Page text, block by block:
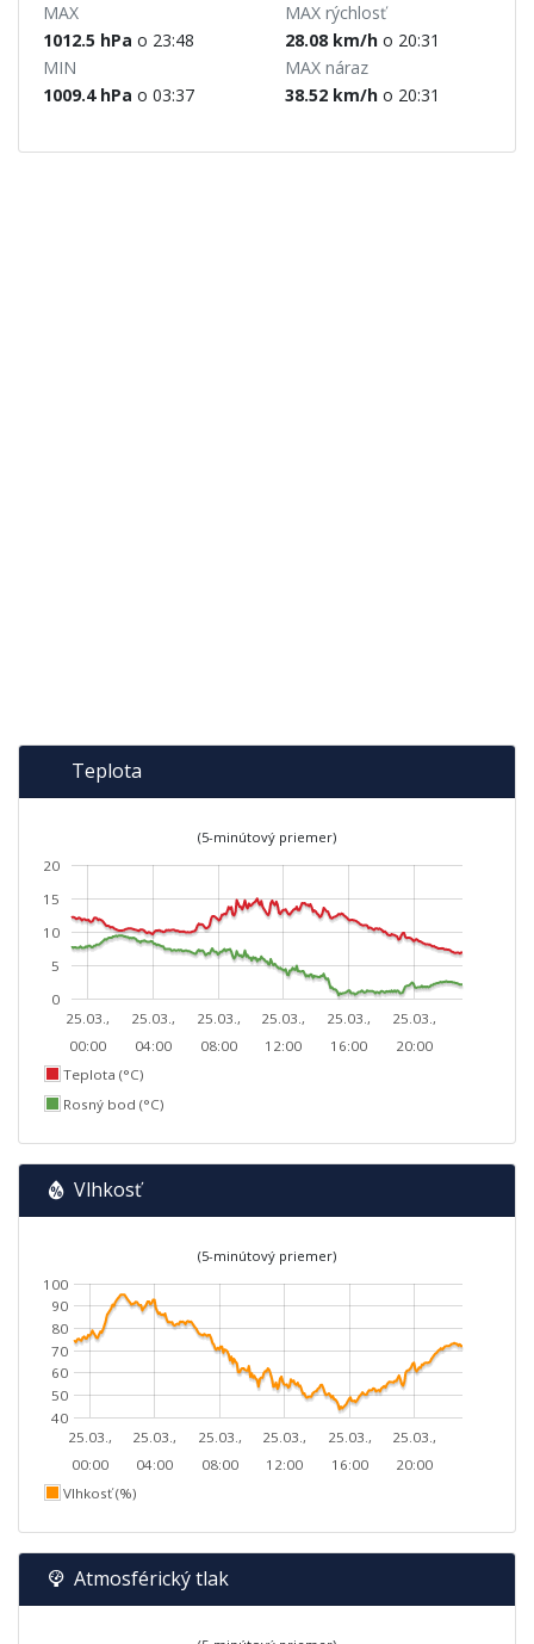
MAX
1012.5 hPa o 23:48
MIN
1009.4 hPa o 03:37
MAX rýchlosť
28.08 km/h o 20:31
MAX náraz
38.52 km/h o 20:31
Teplota
(5-minútový priemer)
25.03.,
00:00
25.03.,
04:00
25.03.,
08:00
25.03.,
12:00
25.03.,
16:00
25.03.,
20:00
0
5
10
15
20
Teplota (°C)
Rosný bod (°C)
Vlhkosť
(5-minútový priemer)
25.03.,
00:00
25.03.,
04:00
25.03.,
08:00
25.03.,
12:00
25.03.,
16:00
25.03.,
20:00
40
50
60
70
80
90
100
Vlhkosť (%)
Atmosférický tlak